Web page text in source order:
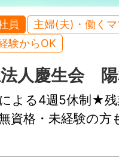
員 主婦(夫)・働くマ
験からOK
人慶生会
よる4週5休制★残
資格・未経験の方